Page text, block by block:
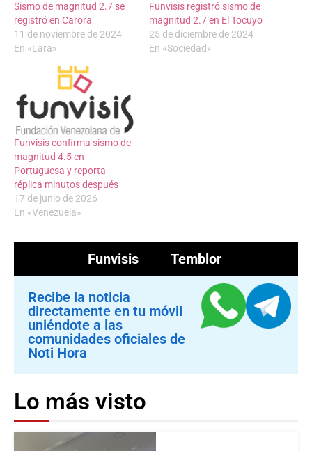
Sismo de magnitud 2.7 se
registró en Carora
11 de noviembre de 2024
En «Lara»
Funvisis registró sismo de
magnitud 2.7 en El Tocuyo
25 de diciembre de 2024
En «Sociedad»
Funvisis confirma sismo de
magnitud 4.5 en
Portuguesa y reporta
réplica minutos después
17 de junio de 2026
En «Venezuela»
Funvisis Temblor
Recibe la noticia
directamente en tu móvil
uniéndote a las
comunidades oficiales de
Noti Hora
Lo más visto